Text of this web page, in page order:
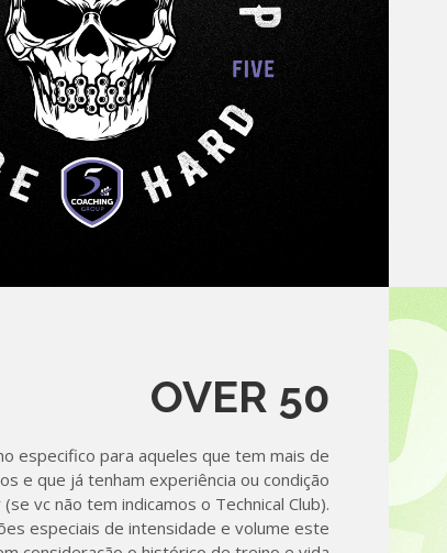
OVER 50
especifico para aqueles que tem mais de
e que já tenham experiência ou condição
vc não tem indicamos o Technical Club).
especiais de intensidade e volume este